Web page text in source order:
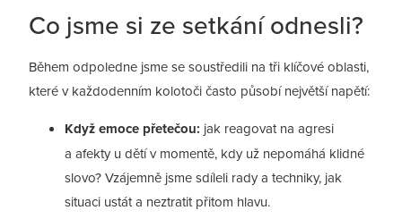
Co jsme si ze setkání odnesli?
Během odpoledne jsme se soustředili na tři klíčové oblasti,
které v každodenním kolotoči často působí největší napětí:
Když emoce přetečou: jak reagovat na agresi
a afekty u dětí v momentě, kdy už nepomáhá klidné
slovo? Vzájemně jsme sdíleli rady a techniky, jak
situaci ustát a neztratit přitom hlavu.